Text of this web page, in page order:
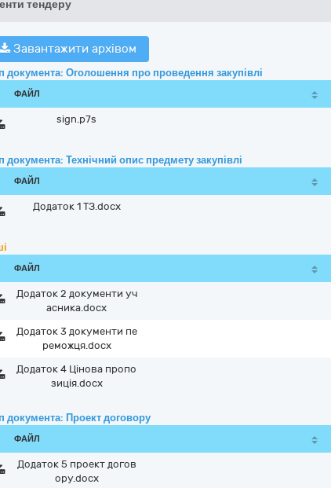
тендеру
Завантажити архівом
документа: Оголошення про проведення закупівлі
ФАЙЛ
sign.p7s
документа: Технічний опис предмету закупівлі
ФАЙЛ
Додаток 1 ТЗ.docx
ФАЙЛ
Додаток 2 документи уч
асника.docx
Додаток 3 документи пе
реможця.docx
Додаток 4 Цінова пропо
зиція.docx
документа: Проект договору
ФАЙЛ
Додаток 5 проект догов
ору.docx